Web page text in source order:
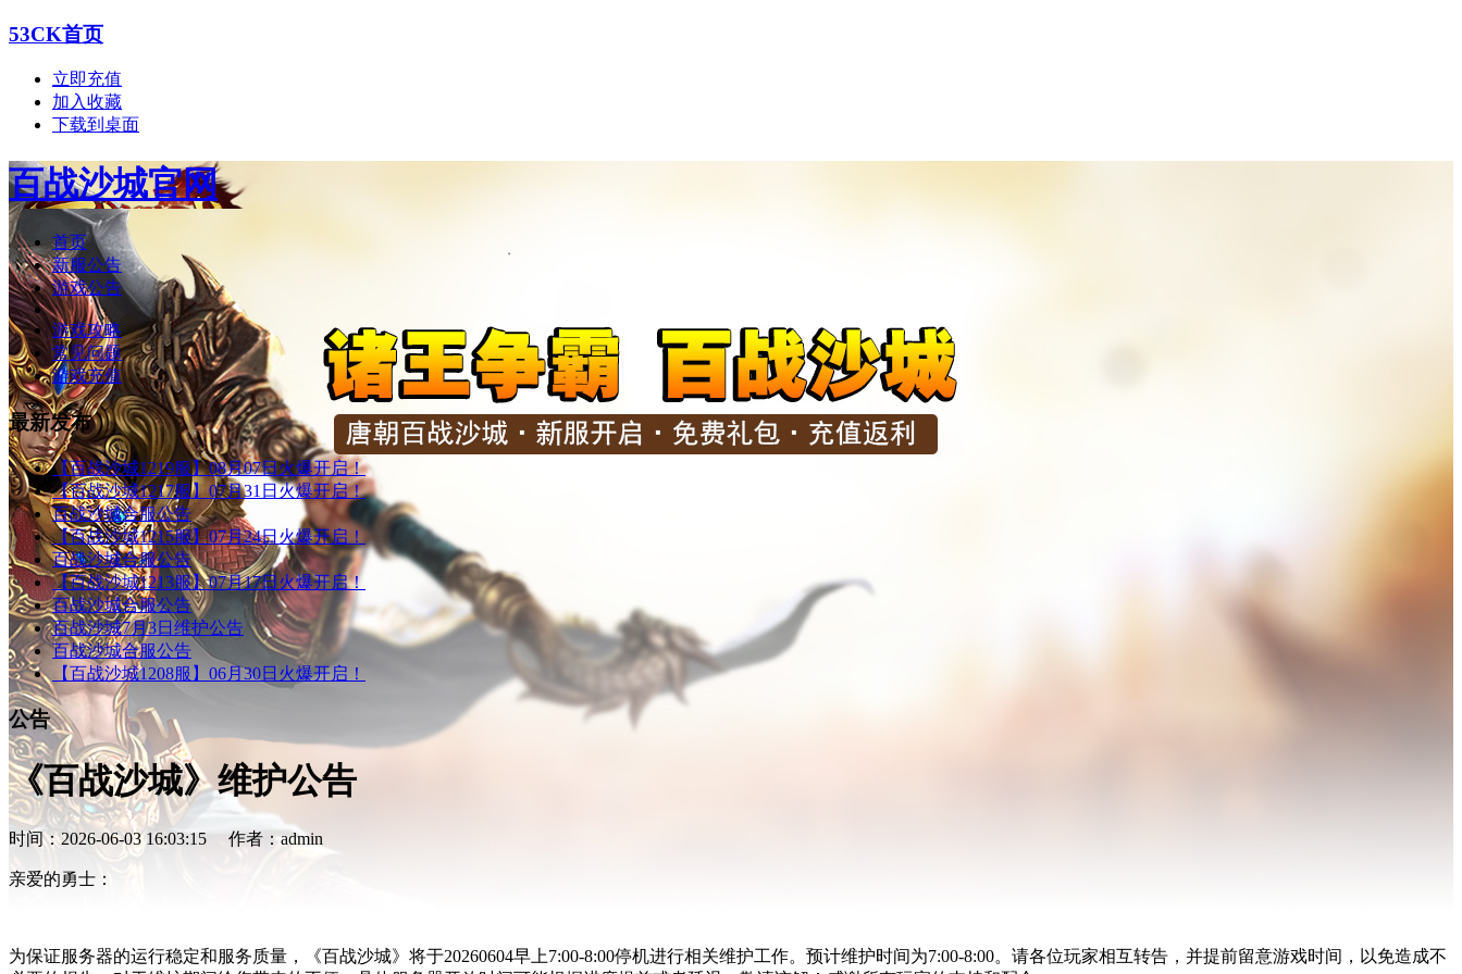
53CK首页
立即充值
加入收藏
下载到桌面
百战沙城官网
首页
新服公告
游戏公告
游戏攻略
常见问题
游戏充值
最新发布
【百战沙城1219服】08月07日火爆开启！
【百战沙城1217服】07月31日火爆开启！
百战沙城合服公告
【百战沙城1215服】07月24日火爆开启！
百战沙城合服公告
【百战沙城1213服】07月17日火爆开启！
百战沙城合服公告
百战沙城7月3日维护公告
百战沙城合服公告
【百战沙城1208服】06月30日火爆开启！
公告
《百战沙城》维护公告
时间：2026-06-03 16:03:15 作者：admin
亲爱的勇士：
为保证服务器的运行稳定和服务质量，《百战沙城》将于20260604早上7:00-8:00停机进行相关维护工作。预计维护时间为7:00-8:00。请各位玩家相互转告，并提前留意游戏时间，以免造成不